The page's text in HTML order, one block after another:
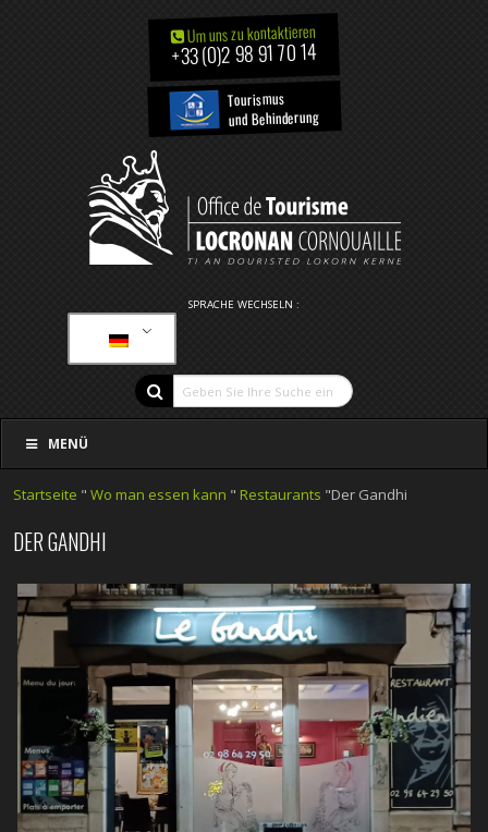
Um uns zu kontaktieren
+33 (0)2 98 91 70 14
Tourismus
und Behinderung
SPRACHE WECHSELN :
MENÜ
Startseite "Wo man essen kann " Restaurants "Der Gandhi
DER GANDHI